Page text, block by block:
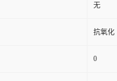
无
抗氧化
0